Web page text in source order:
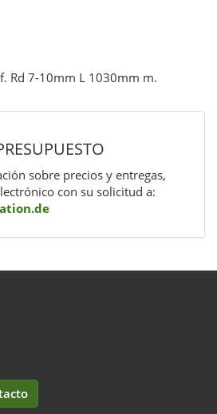
Rd 7-10mm L 1030mm m.
sobre precios y entregas,
con su solicitud a: